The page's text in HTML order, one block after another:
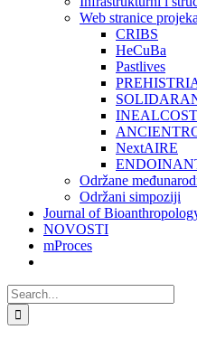
Web stranice
CRIBS
HeCuBa
Pastlives
INEALCOST
NextAIRE
Održane
Održani simpoziji
Journal of
NOVOSTI
mProces
Search
for: